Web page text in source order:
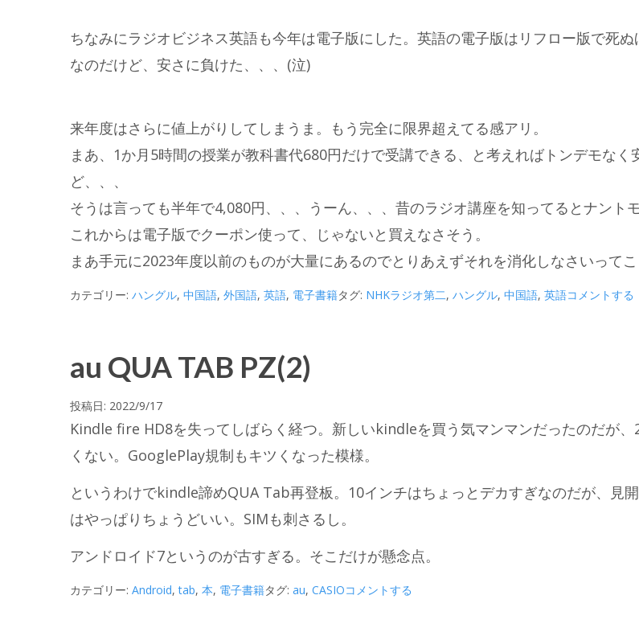
ちなみにラジオビジネス英語も今年は電子版にした。英語の電子版はリフロー版で死
なのだけど、安さに負けた、、、(泣)
来年度はさらに値上がりしてしまうま。もう完全に限界超えてる感アリ。
まあ、1か月5時間の授業が教科書代680円だけで受講できる、と考えればトンデモなく
ど、、、
そうは言っても半年で4,080円、、、うーん、、、昔のラジオ講座を知ってるとナントモ
これからは電子版でクーポン使って、じゃないと買えなさそう。
まあ手元に2023年度以前のものが大量にあるのでとりあえずそれを消化しなさいってこ
カテゴリー: ハングル, 中国語, 外国語, 英語, 電子書籍タグ: NHKラジオ第二, ハングル, 中国語, 英語コメントする
au QUA TAB PZ(2)
投稿日: 2022/9/17
Kindle fire HD8を失ってしばらく経つ。新しいkindleを買う気マンマンだったのだが、
くない。GooglePlay規制もキツくなった模様。
というわけでkindle諦めQUA Tab再登板。10インチはちょっとデカすぎなのだが、見
はやっぱりちょうどいい。SIMも刺さるし。
アンドロイド7というのが古すぎる。そこだけが懸念点。
カテゴリー: Android,tab, 本, 電子書籍タグ: au, CASIOコメントする